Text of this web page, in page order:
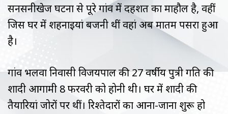
सनसनीखेज घटना से पूरे गांव में दहशत का माहौल है, वहीं
जिस घर में शहनाइयां बजनी थीं वहां अब मातम पसरा हुआ
है।
गांव भलवा निवासी विजयपाल की 27 वर्षीय पुत्री प्रगति की
शादी आगामी 8 फरवरी को होनी थी। घर में शादी की
तैयारियां जोरों पर थीं। रिश्तेदारों का आना-जाना शुरू हो